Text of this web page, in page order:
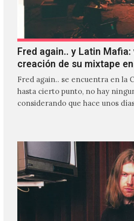
Fred again.. y Latin Mafia:
creación de su mixtape en
Fred again.. se encuentra en la
hasta cierto punto, no hay
considerando que hace unos